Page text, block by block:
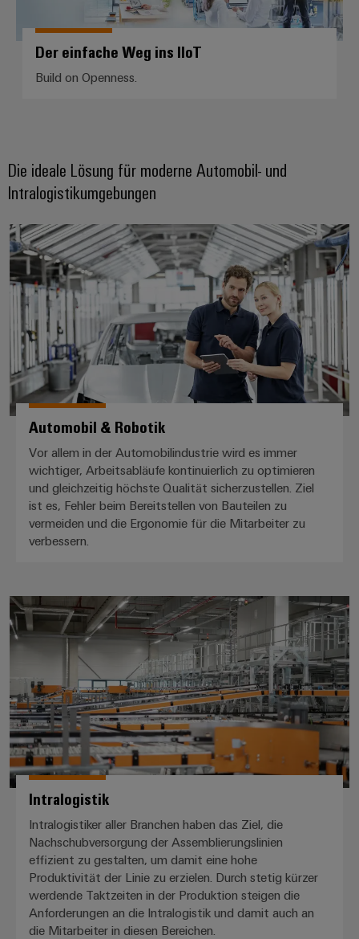
Der einfache Weg ins IIoT
Build on Openness.
Die ideale Lösung für moderne Automobil- und
Intralogistikumgebungen
Automobil & Robotik
Automobil & Robotik
Vor allem in der Automobilindustrie wird es immer
wichtiger, Arbeitsabläufe kontinuierlich zu optimieren
und gleichzeitig höchste Qualität sicherzustellen. Ziel
ist es, Fehler beim Bereitstellen von Bauteilen zu
vermeiden und die Ergonomie für die Mitarbeiter zu
verbessern.
Intralogistik
Intralogistik
Intralogistiker aller Branchen haben das Ziel, die
Nachschubversorgung der Assemblierungslinien
effizient zu gestalten, um damit eine hohe
Produktivität der Linie zu erzielen. Durch stetig kürzer
werdende Taktzeiten in der Produktion steigen die
Anforderungen an die Intralogistik und damit auch an
die Mitarbeiter in diesen Bereichen.